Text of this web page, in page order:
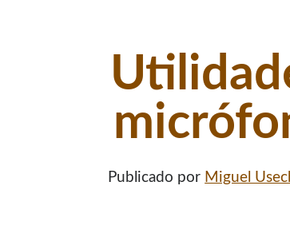
Publicado por Miguel